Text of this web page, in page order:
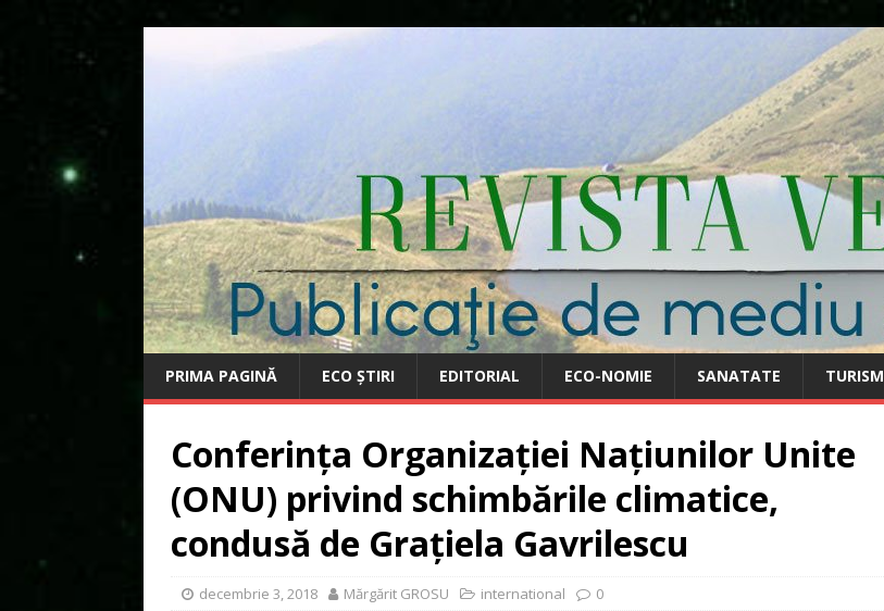
PRIMA PAGINĂ ECO ȘTIRI EDITORIAL ECO-NOMIE SANATATE TURISM
Conferința Organizației Națiunilor Unite
(ONU) privind schimbările climatice,
condusă de Grațiela Gavrilescu
decembrie 3, 2018 Mărgărit GROSU international 0